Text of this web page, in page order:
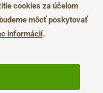
bez
cookies za účelom
môcť poskytovať
informácií.